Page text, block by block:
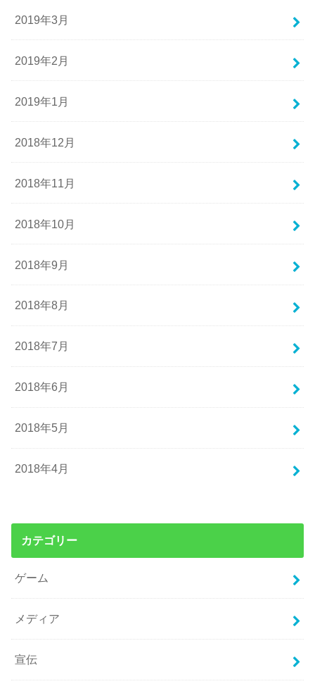
2019年3月
2019年2月
2019年1月
2018年12月
2018年11月
2018年10月
2018年9月
2018年8月
2018年7月
2018年6月
2018年5月
2018年4月
カテゴリー
ゲーム
メディア
宣伝